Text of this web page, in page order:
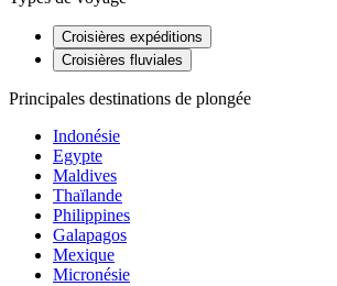
Croisières expéditions
Croisières fluviales
Principales destinations de plongée
Indonésie
Egypte
Maldives
Thaïlande
Philippines
Galapagos
Mexique
Micronésie